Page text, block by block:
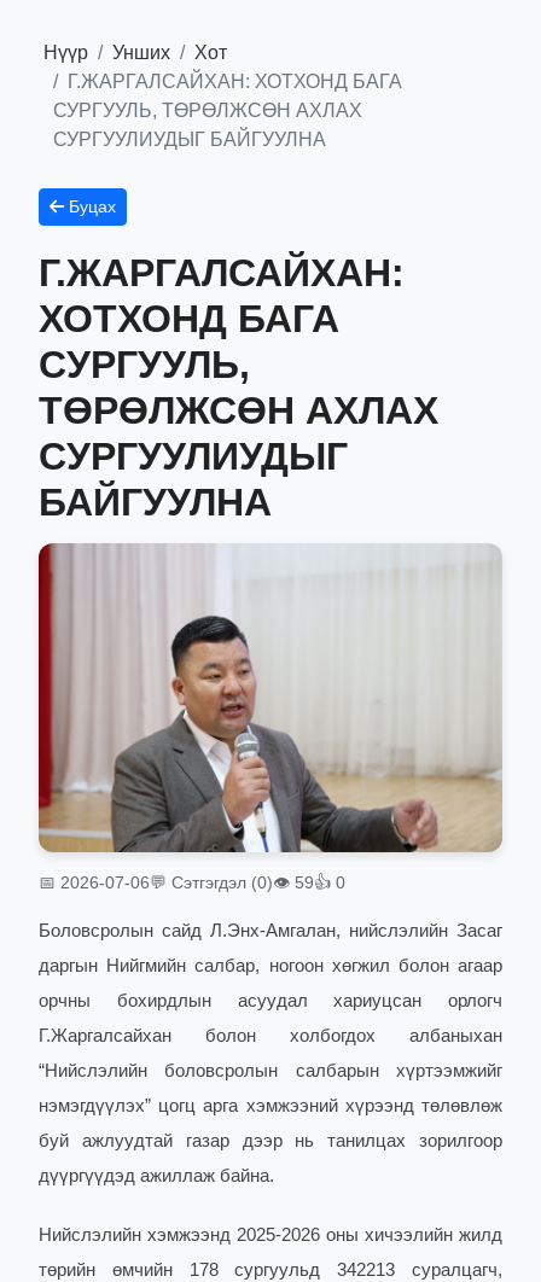
Нүүр Унших
Хот
Г.ЖАРГАЛСАЙХАН: ХОТХОНД БАГА
СУРГУУЛЬ, ТӨРӨЛЖСӨН АХЛАХ
СУРГУУЛИУДЫГ БАЙГУУЛНА
Буцах
Г.ЖАРГАЛСАЙХАН:
ХОТХОНД БАГА
СУРГУУЛЬ,
ТӨРӨЛЖСӨН АХЛАХ
СУРГУУЛИУДЫГ
БАЙГУУЛНА
📅 2026-07-06💬 Сэтгэгдэл (0)👁 59👍 0
Боловсролын сайд Л.Энх-Амгалан, нийслэлийн Засаг
даргын Нийгмийн салбар, ногоон хөгжил болон агаар
орчны бохирдлын асуудал хариуцсан орлогч
Г.Жаргалсайхан болон холбогдох албаныхан
“Нийслэлийн боловсролын салбарын хүртээмжийг
нэмэгдүүлэх” цогц арга хэмжээний хүрээнд төлөвлөж
буй ажлуудтай газар дээр нь танилцах зорилгоор
дүүргүүдэд ажиллаж байна.
Нийслэлийн хэмжээнд 2025-2026 оны хичээлийн жилд
төрийн өмчийн 178 сургуульд 342213 суралцагч,